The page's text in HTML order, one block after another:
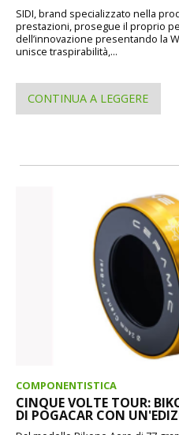
SIDI, brand specializzato nella
prestazioni, prosegue il proprio
dell’innovazione presentando la
unisce traspirabilità,...
CONTINUA A LEGGERE
COMPONENTISTICA
CINQUE VOLTE TOUR:
DI POGACAR CON